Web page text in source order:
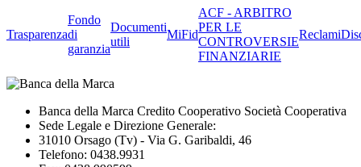
Trasparenza
Fondo
di
garanzia
Documenti
utili
MiFid
ACF - ARBITRO
PER LE
CONTROVERSIE
FINANZIARIE
Reclami
Banca della Marca Credito Cooperativo Società Cooperativa
Sede Legale e Direzione Generale:
31010 Orsago (Tv) - Via G. Garibaldi, 46
Telefono: 0438.9931